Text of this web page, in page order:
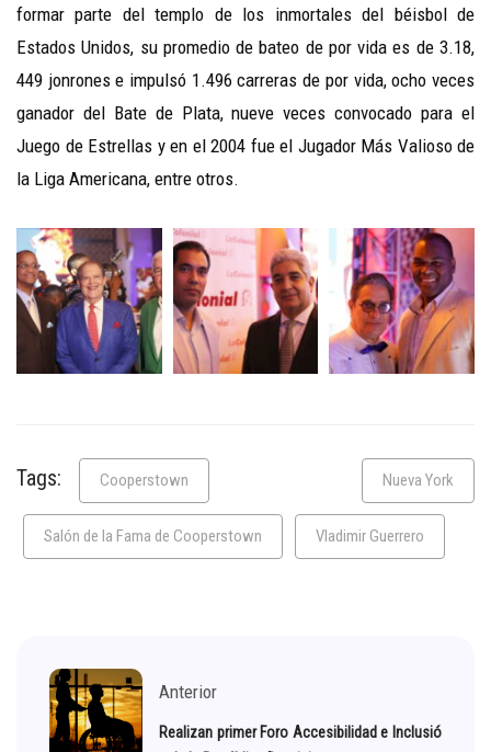
formar parte del templo de los inmortales del béisbol de
Estados Unidos, su promedio de bateo de por vida es de 3.18,
449 jonrones e impulsó 1.496 carreras de por vida, ocho veces
ganador del Bate de Plata, nueve veces convocado para el
Juego de Estrellas y en el 2004 fue el Jugador Más Valioso de
la Liga Americana, entre otros.
Tags: Cooperstown Nueva York
Salón de la Fama de Cooperstown Vladimir Guerrero
Anterior
Realizan primer Foro Accesibilidad e Inclusió